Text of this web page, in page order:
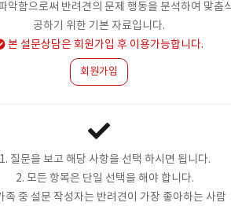
악함으로써 반려견의 문제 행동을 분석하여 맞춤
공하기 위한 기본 자료입니다.
본 설문상담은 회원가입 후 이용가능합니다.
회원가입
1. 질문을 보고 해당 사항을 선택 하시면 됩니다.
2. 모든 항목은 단일 선택을 해야 합니다.
족 중 설문 작성자는 반려견이 가장 좋아하는 사람